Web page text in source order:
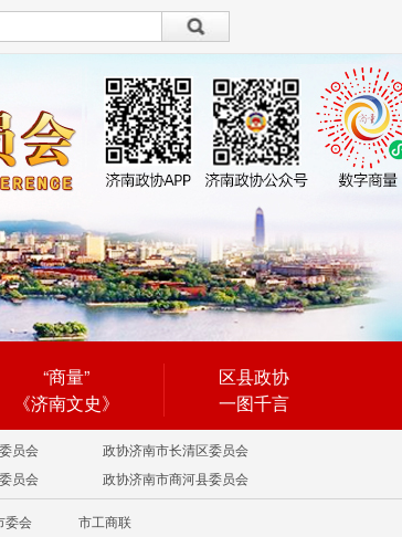
繁體
“商量”
《济南文史》
区县政协
一图千言
员会
政协济南市长清区委员会
员会 政协济南市商河县委员会
委会 市工商联